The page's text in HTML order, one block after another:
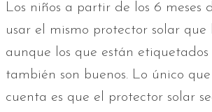
Los niños a partir de los 6 meses
usar el mismo protector solar que
aunque los que están
también son buenos. Lo único
cuenta es que el protector solar